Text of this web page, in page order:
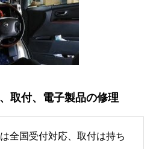
取付、電子製品の修理
全国受付対応、取付は持ち